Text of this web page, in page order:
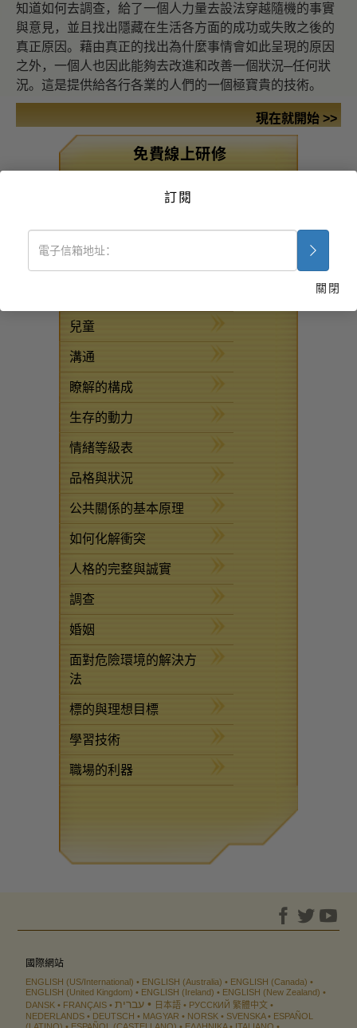
知道如何去調查，給了一個人力量去設法穿越隨機的事實
與意見，並且找出隱藏在生活各方面的成功或失敗之後的
真正原因。藉由真正的找出為什麼事情會如此呈現的原因
之外，一個人也因此能夠去改進和改善一個狀況─任何狀
況。這是提供給各行各業的人們的一個極寶貴的技術。
現在就開始 >>
免費線上研修
兒童
溝通
瞭解的構成
生存的動力
情緒等級表
品格與狀況
公共關係的基本原理
如何化解衝突
人格的完整與誠實
調查
婚姻
面對危險環境的解決方
法
標的與理想目標
學習技術
職場的利器
國際網站
ENGLISH (US/International) ENGLISH (Australia)
ENGLISH (Canada)
ENGLISH (United Kingdom)
ENGLISH (Ireland)
ENGLISH (New Zealand)
DANSK
FRANÇAIS עברית 日本語 РУССКИЙ 繁體中文
NEDERLANDS
DEUTSCH MAGYAR NORSK SVENSKA
ESPAÑOL
訂閱
關閉